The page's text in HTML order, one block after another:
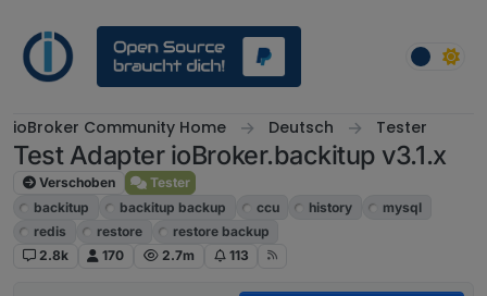
ioBroker Community Home Deutsch Tester
Test Adapter ioBroker.backitup v3.1.x
Verschoben
Tester
backitup
backitup backup ccu history
mysql
redis
restore
restore backup
2.8k
170 2.7m 113